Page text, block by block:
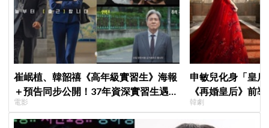
崔岷植、韓韶禧《高年級實習生》海報
＋預告同步公開！37年資深實習生遇上
美女CEO
電影
申敏兒化身「皇
《再婚皇后》前
＋豪華主演陣容
韓劇